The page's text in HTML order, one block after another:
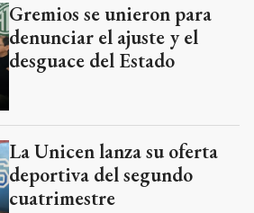
Gremios se unieron para
denunciar el ajuste y el
desguace del Estado
La Unicen lanza su oferta
deportiva del segundo
cuatrimestre